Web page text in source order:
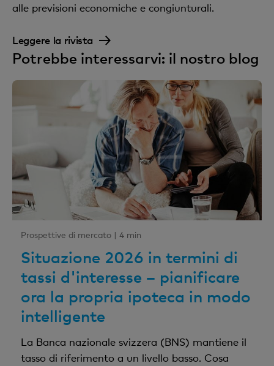
alle previsioni economiche e congiunturali.
Leggere la rivista
Potrebbe interessarvi: il nostro blog
Prospettive di mercato | 4 min
Situazione 2026 in termini di
tassi d'interesse – pianificare
ora la propria ipoteca in modo
intelligente
La Banca nazionale svizzera (BNS) mantiene il
tasso di riferimento a un livello basso. Cosa